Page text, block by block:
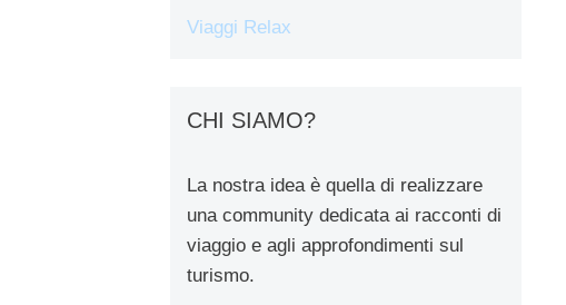
Viaggi Relax
CHI SIAMO?
La nostra idea è quella di realizzare
una community dedicata ai racconti di
viaggio e agli approfondimenti sul
turismo.